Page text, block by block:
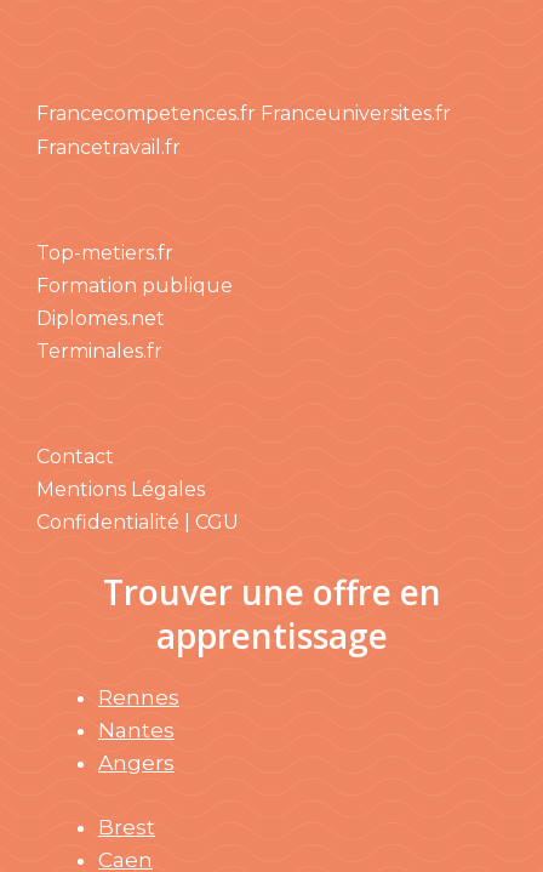
Francecompetences.fr Franceuniversites.fr
Francetravail.fr
Top-metiers.fr
Formation publique
Diplomes.net
Terminales.fr
Contact
Mentions Légales
Confidentialité | CGU
Trouver une offre en
apprentissage
Rennes
Nantes
Angers
Brest
Caen